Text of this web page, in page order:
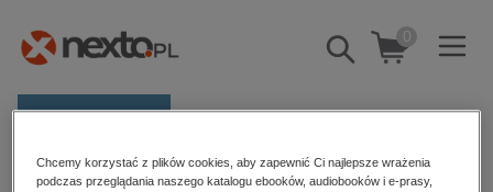
Pokaż/schowaj
wyszukiwarkę
0
E-prasa
Kategorie
Strona główna Yei Theodora Ozaki
Chcemy korzystać z plików cookies, aby zapewnić Ci najlepsze wrażenia
podczas przeglądania naszego katalogu ebooków, audiobooków i e-prasy,